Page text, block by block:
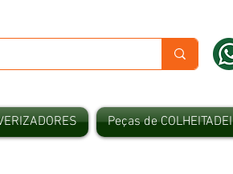
Peças de